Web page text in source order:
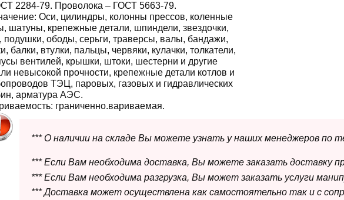
2284-79. Проволока – ГОСТ 5663-79.
Оси, цилиндры, колонны прессов, коленные
шатуны, крепежные детали, шпиндели, звездочки,
подушки, ободы, серьги, траверсы, валы, бандажи,
балки, втулки, пальцы, червяки, кулачки, толкатели,
вентилей, крышки, штоки, шестерни и другие
невысокой прочности, крепежные детали котлов и
ТЭЦ, паровых, газовых и гидравлических
арматура АЭС.
граниченно.вариваемая.
*** О наличии на складе Вы можете узнать у наших менеджеров по
*** Если Вам необходима доставка, Вы можете заказать доставку
*** Если Вам необходима разгрузка, Вы может заказать услуги
*** Доставка может осуществлена как самостоятельно так и с